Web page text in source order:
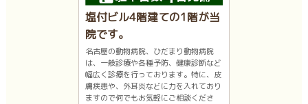
塩付ビル4階建ての1階が当
院です。
名古屋の動物病院、ひだまり動物病院
は、一般診療や各種予防、健康診断など
幅広く診療を行っております。特に、皮
膚疾患や、外耳炎などに力を入れており
ますので何でもお気軽にご相談くださ